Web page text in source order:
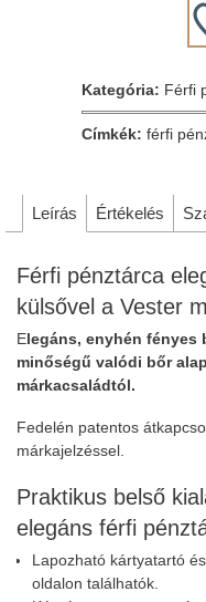
Kategória: Férfi
Címkék: férfi
Leírás Értékelés
Férfi pénztárca
külsővel a Vester
Elegáns, enyhén fényes
minőségű valódi bőr
márkacsaládtól.
Fedelén patentos
márkajelzéssel.
Praktikus belső
elegáns férfi
Lapozható kártyatartó
oldalon találhatók.